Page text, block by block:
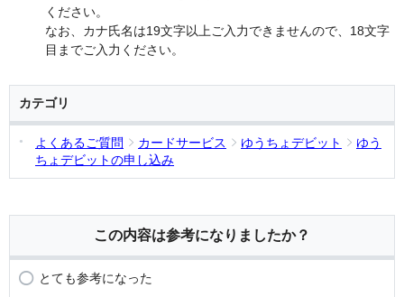
ください。
なお、カナ氏名は19文字以上ご入力できませんので、18文字
目までご入力ください。
カテゴリ
よくあるご質問 カードサービス ゆうちょデビット
ゆう
ちょデビットの申し込み
この内容は参考になりましたか？
とても参考になった